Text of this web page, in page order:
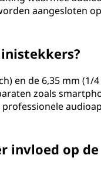
aangesloten
en de 6,35 mm (1/
zoals
invloed op de